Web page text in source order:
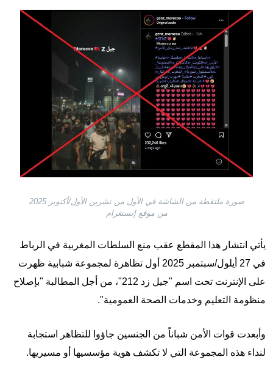
Image
صورة ملتقطة من الشاشة في الأول من تشرين الأول/أكتوبر 2025
من موقع إنستغرام
يأتي انتشار هذا المقطع عقب منع السلطات المغربية في الرباط
في 27 أيلول/سبتمبر 2025 أول تظاهرة لمجموعة شبابية ظهرت
على الإنترنت تحت اسم "جيل زد 212"، من أجل المطالبة "بإصلاح
منظومة التعليم وخدمات الصحة العمومية".
وأبعدت قوات الأمن شباناً من الجنسين جاؤوا للتظاهر استجابة
لنداء هذه المجموعة التي لا تكشف هوية مؤسسيها أو مسيريها.